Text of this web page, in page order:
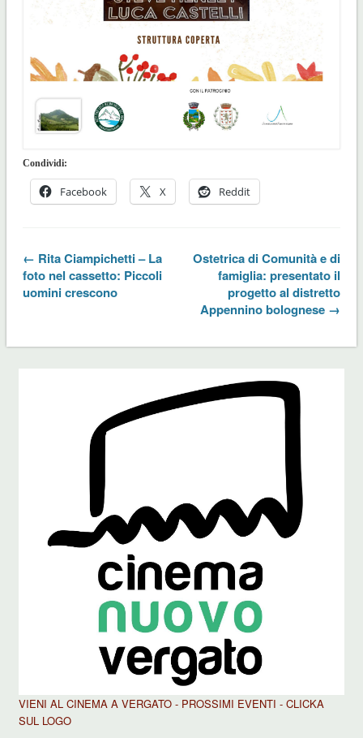
Condividi:
Facebook X Reddit
← Rita Ciampichetti – La
foto nel cassetto: Piccoli
uomini crescono
Ostetrica di Comunità e di
famiglia: presentato il
progetto al distretto
Appennino bolognese →
VIENI AL CINEMA A VERGATO - PROSSIMI EVENTI - CLICKA
SUL LOGO